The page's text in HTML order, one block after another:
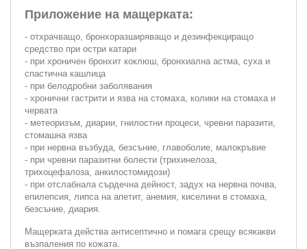
Приложение на мащерката:
- отхрачващо, бронхоразширяващо и дезинфекциращо
средство при остри катари
- при хроничен бронхит коклюш, бронхиална астма, суха и
спастична кашлица
- при белодробни заболявания
- хронични гастрити и язва на стомаха, колики на стомаха и
червата
- метеоризъм, диарии, гнилостни процеси, чревни паразити,
стомашна язва
- при нервна възбуда, безсъние, главоболие, малокръвие
- при чревни паразитни болести (трихинелоза,
трихоцефалоза, анкилостомидози)
- при отслабнала сърдечна дейност, задух на нервна почва,
епилепсия, липса на апетит, анемия, киселини в стомаха,
безсъние, диария.
Мащерката действа антисептично и помага срещу всякакви
възпаления по кожата.